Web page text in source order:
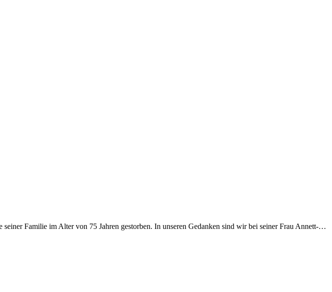
Familie im Alter von 75 Jahren gestorben. In unseren Gedanken sind wir bei seiner Frau Annett-…